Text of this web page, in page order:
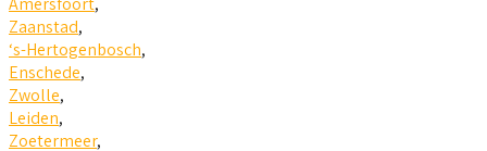
Zaanstad,
‘s-Hertogenbosch,
Enschede,
Zwolle,
Leiden,
Zoetermeer,